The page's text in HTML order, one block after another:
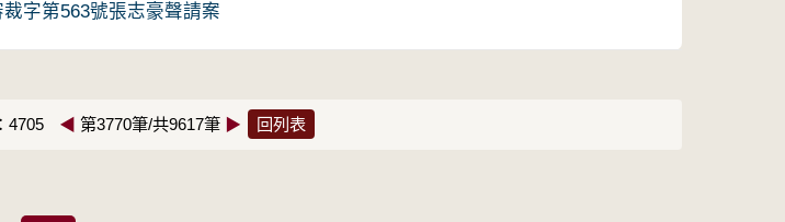
裁字第563號張志豪聲請案
4705 ◀ 第3770筆/共9617筆 ▶ 回列表